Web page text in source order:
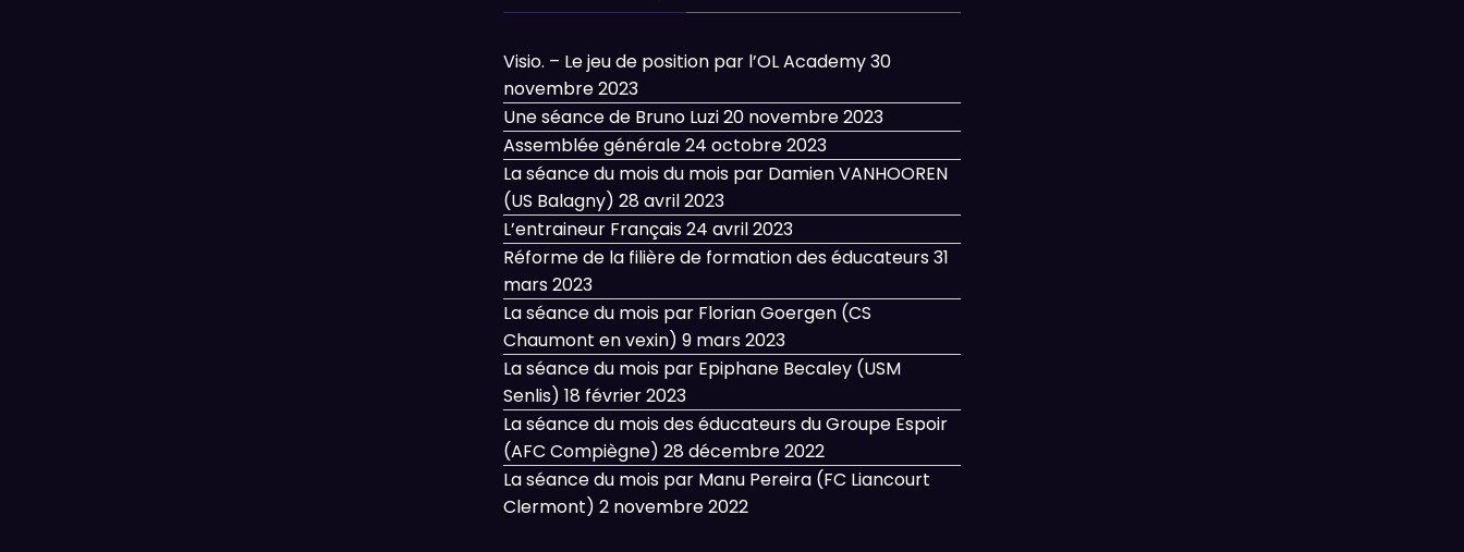
Visio. – Le jeu de position par l’OL Academy30
novembre 2023
Une séance de Bruno Luzi20 novembre 2023
Assemblée générale24 octobre 2023
La séance du mois du mois par Damien VANHOOREN
(US Balagny) 28 avril 2023
L’entraineur Français24 avril 2023
Réforme de la filière de formation des éducateurs31
mars 2023
La séance du mois par Florian Goergen (CS
Chaumont en vexin) 9 mars 2023
La séance du mois par Epiphane Becaley (USM
Senlis) 18 février 2023
La séance du mois des éducateurs du Groupe Espoir
(AFC Compiègne) 28 décembre 2022
La séance du mois par Manu Pereira (FC Liancourt
Clermont) 2 novembre 2022